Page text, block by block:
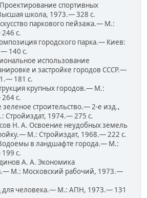
спортивных
школа, 1973.— 328 с.
паркового пейзажа.— М.:
с.
городского парка.— Киев:
140 с.
использование
и застройке городов СССР.—
181 с.
крупных городов.— М.:
с.
зеленое строительство.— 2-е изд.,
1974.— 275 с.
Н. А. Освоение неудобных земель
М.: Стройиздат, 1968.— 222 с.
в ландшафте города.— М.:
с.
А. А. Экономика
М.: Московский рабочий, 1973.—
для человека.— М.: АПН, 1973.— 131